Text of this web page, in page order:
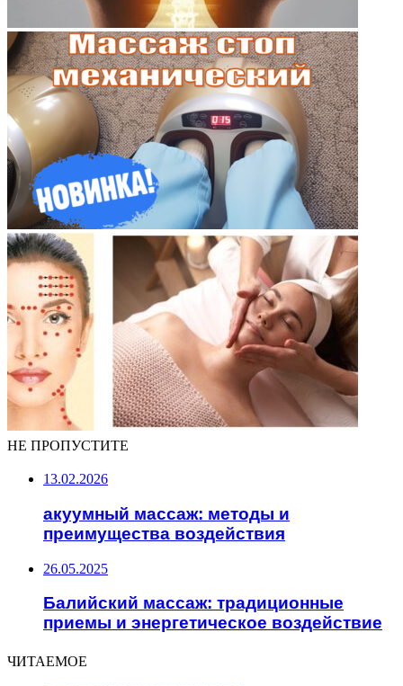
НЕ ПРОПУСТИТЕ
13.02.2026
акуумный массаж: методы и
преимущества воздействия
26.05.2025
Балийский массаж: традиционные
приемы и энергетическое воздействие
ЧИТАЕМОЕ